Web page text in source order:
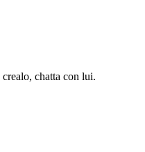
chatta con lui.